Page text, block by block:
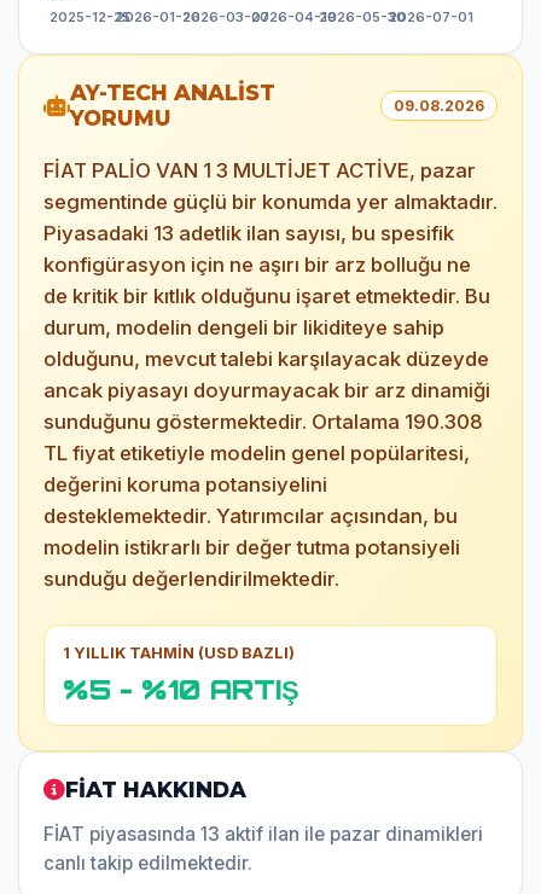
AY-TECH ANALİST
YORUMU
09.08.2026
FİAT PALİO VAN 1 3 MULTİJET ACTİVE, pazar
segmentinde güçlü bir konumda yer almaktadır.
Piyasadaki 13 adetlik ilan sayısı, bu spesifik
konfigürasyon için ne aşırı bir arz bolluğu ne
de kritik bir kıtlık olduğunu işaret etmektedir. Bu
durum, modelin dengeli bir likiditeye sahip
olduğunu, mevcut talebi karşılayacak düzeyde
ancak piyasayı doyurmayacak bir arz dinamiği
sunduğunu göstermektedir. Ortalama 190.308
TL fiyat etiketiyle modelin genel popülaritesi,
değerini koruma potansiyelini
desteklemektedir. Yatırımcılar açısından, bu
modelin istikrarlı bir değer tutma potansiyeli
sunduğu değerlendirilmektedir.
1 YILLIK TAHMİN (USD BAZLI)
%5 - %10 ARTIŞ
FİAT HAKKINDA
FİAT piyasasında 13 aktif ilan ile pazar dinamikleri
canlı takip edilmektedir.